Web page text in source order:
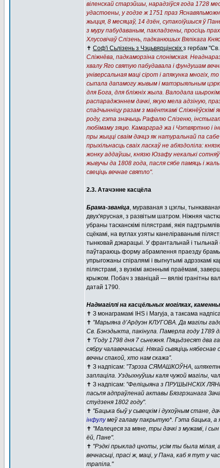
віленскай старэйшы, нарадзіўся года 1728
удастоены, у годзе ж 1751 праз
жыцця, 8 месяцаў, 14 дзён, супакоіўшыся ў
з муру пабудаваным, пакладзены, просіць
Хлусовічаў Слізень, падканюшых Вялікага
✝️ Соф'і Сьлізень з Чэцьвярцінскіх з гербам
Сліжнёва, падкаморзіна слонімская.
хвалу Яго святую пабудавала і фундушам
універсальная маці сірот і апякунка
сыпала дапамогу жывым і матэрыяльным
для Бога, для бліжніх жыла. Валодала
распараджэннем дачкі, якую мела адзіную,
спадчынніцу разам з маёнткамі
роду, гэта значыць Рафалю Слізеню,
любімаму зяцю. Камарград жа і Чэтвяртню і
пры жыцці сваім дачцэ як натуральнай па
прыхільнасць сваіх ласкаў не абяздоліла:
жонку аддаўшы, князю Юзафу некалькі
жывучы да 1808 года, пасля сябе памяць і
свеціць вечнае святло".
2.3. Атачэнне касцёла
Брама-званіца, мураваная з цэглы,
двух'ярусная, з развітым шатром. Ніжняя
убраны тасканскімі пілястрамі, якія
сцёкамі, на вуглах узяты канеліраванымі
тынковай дэкарацыі. У франтальнай і
паўтараюць форму абрамлення праезду
упрыгожаны спіралямі і выгнутымі адрэзкамі
пілястрамі, з вузкімі аконнымі праёмамі,
крыжом. Побач з званіцай — вялікі гранітны
датай 1790.
Надмагіллі на касцёльных могілках,
✝️ З монаграмамі ІHS і Maryja, а таксама
✝️ ”Марыяна д’Ардуэн КЛУГОВА. Да магілы
Св. Бэнэдыкта, пакінула. Памерла году 1789
✝️ ”Году 1798 дня 7 сьнежня. Пяцьдзесят два
сябру чалавечнасьці. Няхай сьвяціць
вечны спакой, хто нам скажа”.
✝️ З надпісам: ”Тэрэза СЯМАШКОЎНА,
заплаціла. Уздыхнуўшы каля чужой магілы,
✝️ З надпісам: ”Феліцыяна з ПРУШЫНСКІХ
пасьля адпраўленай актавы Бязгрэшнага
студзеня 1802 году".
✝️ "Бацька быў у сьвецкім і духоўным стане,
інфулумеў галаву пакрытую*. Гэта бацька,
✝️ "Малецеся за мяне, тры дачкі з мужамі, і
ёй, Пане".
✝️ "Рэдкі прыклад цноты, усім ты была мілая,
вечнасьці, прасі ж, маці, у Пана, каб я тут у
трапіла."